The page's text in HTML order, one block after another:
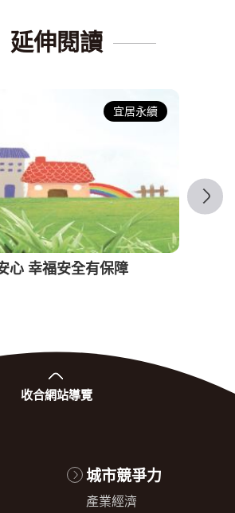
延伸閱讀
宜居永續
心 幸福安全有保障
收合網站導覽
城市競爭力
產業經濟